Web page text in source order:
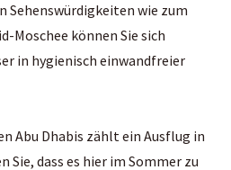
Sehenswürdigkeiten wie zum
Moschee können Sie sich
in hygienisch einwandfreier
Abu Dhabis zählt ein Ausflug in
Sie, dass es hier im Sommer zu